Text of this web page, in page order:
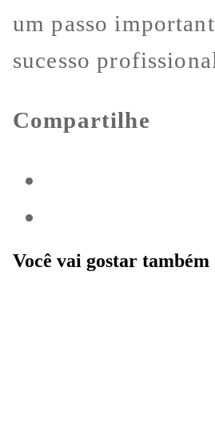
um passo
sucesso
Compartilhe
Você vai gostar também